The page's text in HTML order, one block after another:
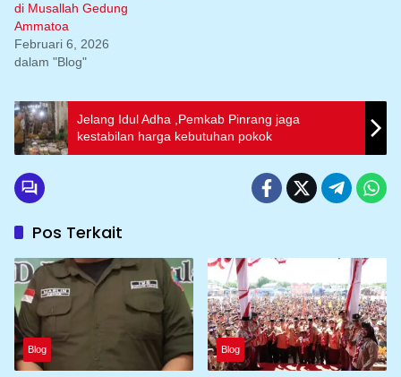
di Musallah Gedung
Ammatoa
Februari 6, 2026
dalam "Blog"
Jelang Idul Adha ,Pemkab Pinrang jaga
kestabilan harga kebutuhan pokok
Pos Terkait
Blog Blog